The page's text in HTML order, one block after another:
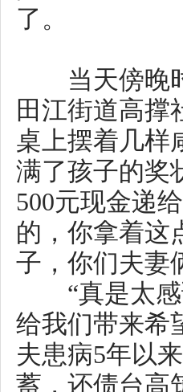
500元现金递
的，你拿着这
子，你们夫妻
“真是太感谢
给我们带来希
夫患病5年以来
蓄，还债台高
邓满伍将该家
元红志愿服务
据悉，该家庭
地和租住地党
源：邵阳市文
峰）
上一篇：